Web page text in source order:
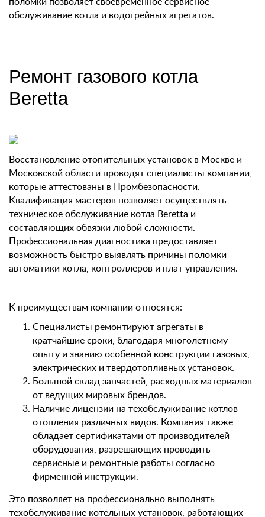
обслуживание котла и водогрейных агрегатов.
Ремонт газового котла
Beretta
Восстановление отопительных установок в Москве и
Московской области проводят специалисты компании,
которые аттестованы в Промбезопасности.
Квалификация мастеров позволяет осуществлять
техническое обслуживание котла Beretta и
составляющих обвязки любой сложности.
Профессиональная диагностика предоставляет
возможность быстро выявлять причины поломки
автоматики котла, контроллеров и плат управления.
К преимуществам компании относятся:
Специалисты ремонтируют агрегаты в
кратчайшие сроки, благодаря многолетнему
опыту и знанию особенной конструкции газовых,
электрических и твердотопливных установок.
Большой склад запчастей, расходных материалов
от ведущих мировых брендов.
Наличие лицензии на техобслуживание котлов
отопления различных видов. Компания также
обладает сертификатами от производителей
оборудования, разрешающих проводить
сервисные и ремонтные работы согласно
фирменной инструкции.
Это позволяет на профессионально выполнять
техобслуживание котельных установок, работающих